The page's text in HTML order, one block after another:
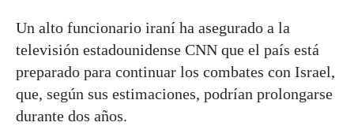
Un alto funcionario iraní ha asegurado a la
televisión estadounidense CNN que el país está
preparado para continuar los combates con Israel,
que, según sus estimaciones, podrían prolongarse
durante dos años.